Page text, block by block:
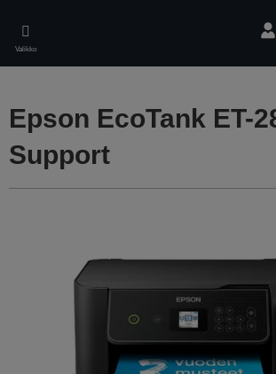
main
content
Valikko
Epson EcoTank ET-
Support